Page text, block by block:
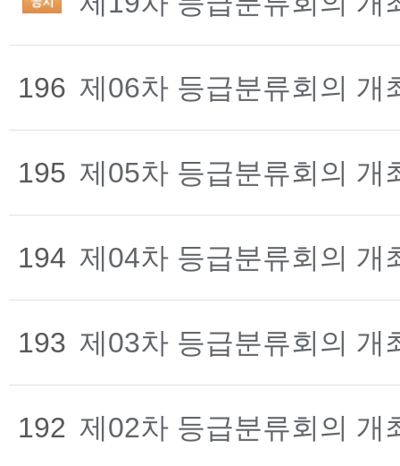
196 제06차 등급분류회의 개
195 제05차 등급분류회의 개
194 제04차 등급분류회의 개
193 제03차 등급분류회의 개
192 제02차 등급분류회의 개